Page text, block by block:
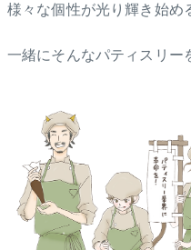
様々な個性が光り輝き始め
一緒にそんなパティスリー